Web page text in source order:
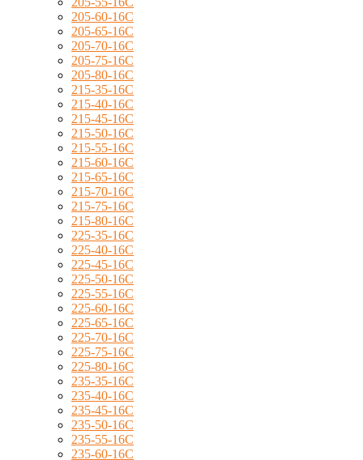
205-60-16C
205-65-16C
205-70-16C
205-75-16C
205-80-16C
215-35-16C
215-40-16C
215-45-16C
215-50-16C
215-55-16C
215-60-16C
215-65-16C
215-70-16C
215-75-16C
215-80-16C
225-35-16C
225-40-16C
225-45-16C
225-50-16C
225-55-16C
225-60-16C
225-65-16C
225-70-16C
225-75-16C
225-80-16C
235-35-16C
235-40-16C
235-45-16C
235-50-16C
235-55-16C
235-60-16C